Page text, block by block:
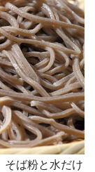
そば粉と水だけ